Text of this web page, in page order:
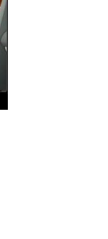
ス・マグナム_クロ
リバー_クローム/ス
_クローム/ステン
レス■トヨタ/北米
ム/ステンレス_パ
ス_パーツ・ハリア
ス_パーツ・クルー
パーツ・マトリック
アバロン_クローム/
ツ・ＬＸ４７０_カ
/ステンレス・ＥＳ